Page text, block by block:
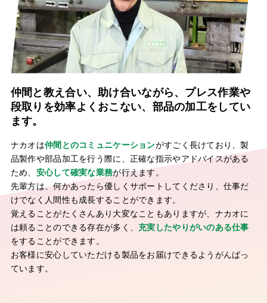
仲間と教え合い、助け合いながら、プレス作業や
段取りを効率よくおこない、部品の加工をしてい
ます。
ナカオは仲間とのコミュニケーションがすごく長けており、製
品製作や部品加工を行う際に、正確な指示やアドバイスがある
ため、 安心して確実な業務が行えます。
先輩方は、何かあったら優しくサポートしてくださり、仕事だ
けでなく人間性も成長することができます。
覚えることがたくさんあり大変なこともありますが、ナカオに
は頼ることのできる存在が多く、充実したやりがいのある仕事
をすることができます。
お客様に安心していただける製品をお届けできるようがんばっ
ています。